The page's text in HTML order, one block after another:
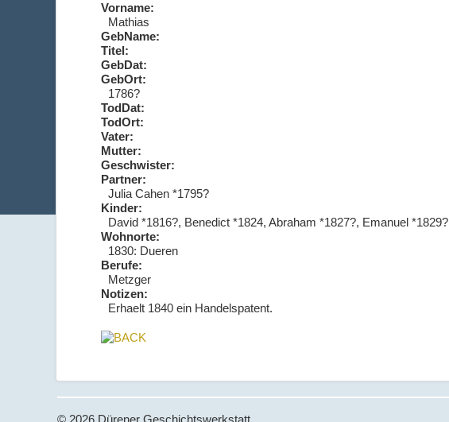
Vorname:
Mathias
GebName:
Titel:
GebDat:
GebOrt:
1786?
TodDat:
TodOrt:
Vater:
Mutter:
Geschwister:
Partner:
Julia Cahen *1795?
Kinder:
David *1816?, Benedict *1824, Abraham *1827?, Emanuel *1829?
Wohnorte:
1830: Dueren
Berufe:
Metzger
Notizen:
Erhaelt 1840 ein Handelspatent.
© 2026 Dürener Geschichtswerkstatt